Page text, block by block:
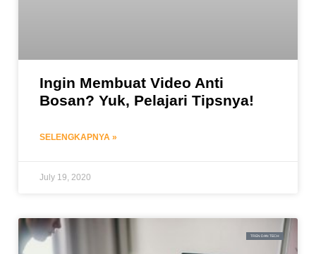
Ingin Membuat Video Anti
Bosan? Yuk, Pelajari Tipsnya!
SELENGKAPNYA »
July 19, 2020
TREN DAN TECH